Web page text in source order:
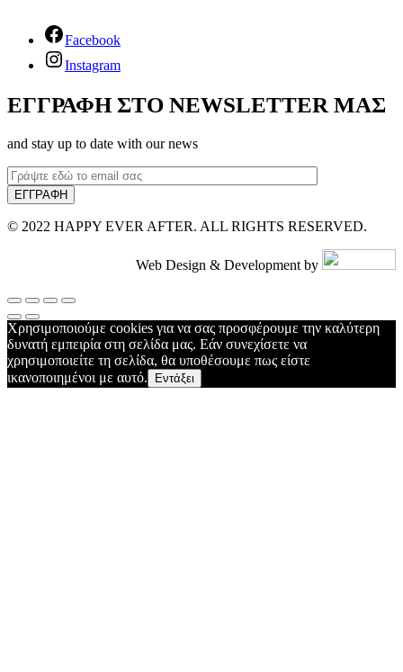
Facebook
Instagram
ΕΓΓΡΑΦΗ ΣΤΟ NEWSLETTER ΜΑΣ
and stay up to date with our news
© 2022 HAPPY EVER AFTER. ALL RIGHTS RESERVED.
Web Design & Development by
Χρησιμοποιούμε cookies για να σας προσφέρουμε την καλύτερη
δυνατή εμπειρία στη σελίδα μας. Εάν συνεχίσετε να
χρησιμοποιείτε τη σελίδα, θα υποθέσουμε πως είστε
ικανοποιημένοι με αυτό.
Εντάξει